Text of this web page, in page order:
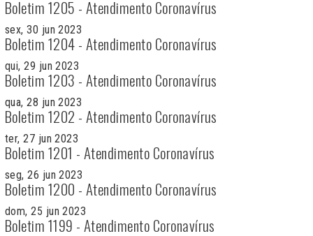
Boletim 1205 - Atendimento Coronavírus
sex, 30 jun 2023
Boletim 1204 - Atendimento Coronavírus
qui, 29 jun 2023
Boletim 1203 - Atendimento Coronavírus
qua, 28 jun 2023
Boletim 1202 - Atendimento Coronavírus
ter, 27 jun 2023
Boletim 1201 - Atendimento Coronavírus
seg, 26 jun 2023
Boletim 1200 - Atendimento Coronavírus
dom, 25 jun 2023
Boletim 1199 - Atendimento Coronavírus